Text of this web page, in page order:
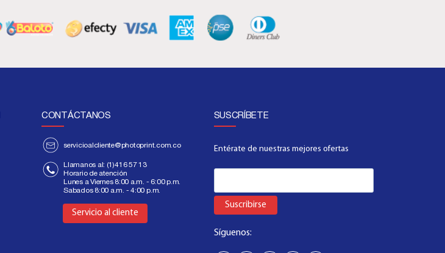
CONTÁCTANOS
servicioalcliente@photoprint.com.co
Llamanos al: (1)416 57 13
Horario de atención
Lunes a Viernes 8:00 a.m. - 6:00 p.m.
Sabados 8:00 a.m. - 4:00 p.m.
Servicio al cliente
Aquí
SUSCRÍBETE
Entérate de nuestras mejores ofertas
Suscribirse
Síguenos: